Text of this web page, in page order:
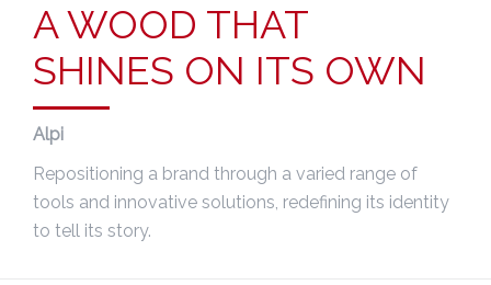
A WOOD THAT
SHINES ON ITS OWN
Alpi
Repositioning a brand through a varied range of
tools and innovative solutions, redefining its identity
to tell its story.